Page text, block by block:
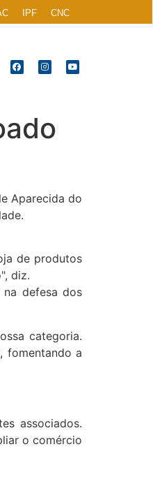
IPF CNC
Aparecida do
de produtos
diz.
na defesa dos
categoria.
fomentando a
associados.
o comércio